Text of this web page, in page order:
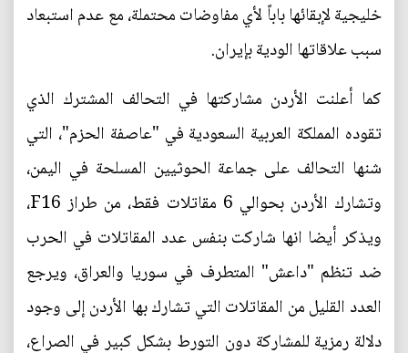
خليجية لإبقائها باباً لأي مفاوضات محتملة، مع عدم استبعاد
سبب علاقاتها الودية بإيران.
كما أعلنت الأردن مشاركتها في التحالف المشترك الذي
تقوده المملكة العربية السعودية في "عاصفة الحزم"، التي
شنها التحالف على جماعة الحوثيين المسلحة في اليمن،
وتشارك الأردن بحوالي 6 مقاتلات فقط، من طراز F16،
ويذكر أيضا انها شاركت بنفس عدد المقاتلات في الحرب
ضد تنظم "داعش" المتطرف في سوريا والعراق، ويرجع
العدد القليل من المقاتلات التي تشارك بها الأردن إلى وجود
دلالة رمزية للمشاركة دون التورط بشكل كبير في الصراع،